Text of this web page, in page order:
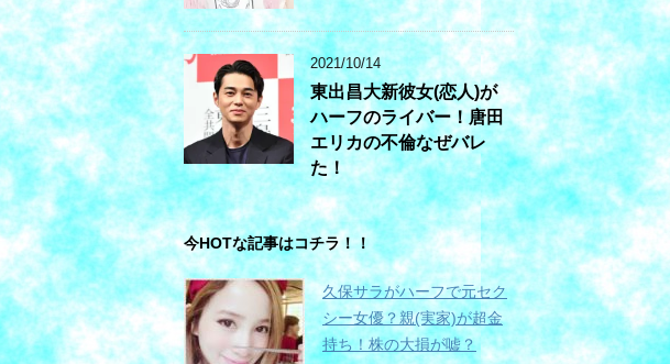
2021/10/14
東出昌大新彼女(恋人)が
ハーフのライバー！唐田
エリカの不倫なぜバレ
た！
今HOTな記事はコチラ！！
久保サラがハーフで元セク
シー女優？親(実家)が超金
持ち！株の大損が嘘？